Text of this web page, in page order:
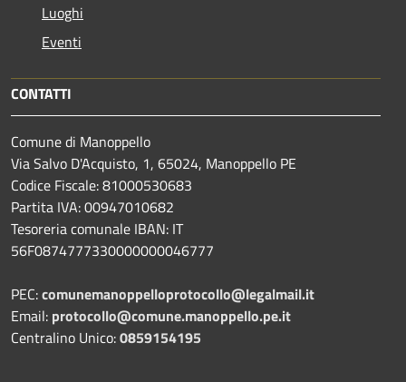
Luoghi
Eventi
CONTATTI
Comune di Manoppello
Via Salvo D'Acquisto, 1, 65024, Manoppello PE
Codice Fiscale: 81000530683
Partita IVA: 00947010682
Tesoreria comunale IBAN: IT
56F0874777330000000046777
PEC:comunemanoppelloprotocollo@legalmail.it
Email: protocollo@comune.manoppello.pe.it
Centralino Unico:0859154195